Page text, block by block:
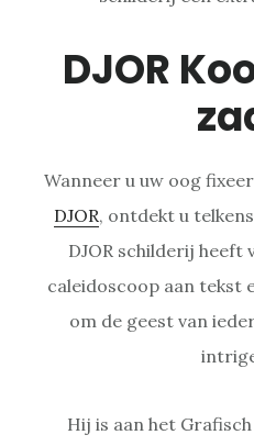
DJOR
Wanneer u uw oog
DJOR, ontdekt u
DJOR schilderij heeft
caleidoscoop aan tekst
om de geest van
Hij is aan het